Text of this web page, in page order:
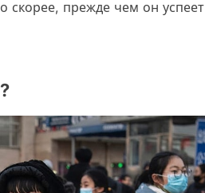
скорее, прежде чем он успеет